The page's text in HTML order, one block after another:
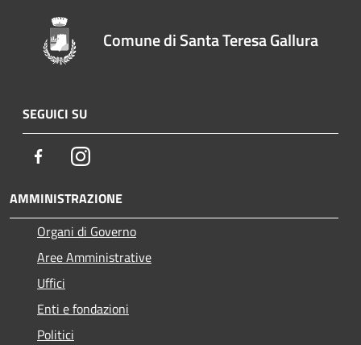
Comune di Santa Teresa Gallura
SEGUICI SU
FacebookInstagram
AMMINISTRAZIONE
Organi di Governo
Aree Amministrative
Uffici
Enti e fondazioni
Politici